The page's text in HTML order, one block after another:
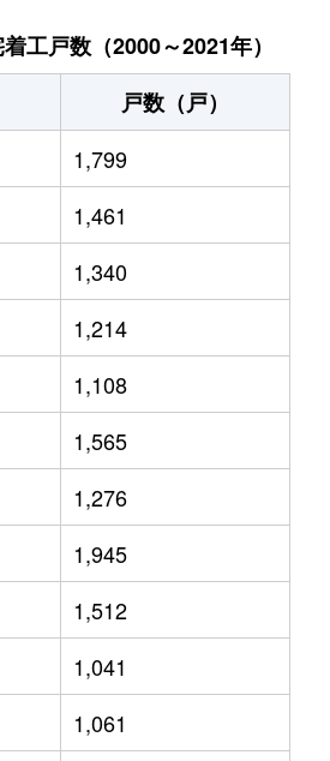
工戸数（2000～2021年）
戸数（戸）
1,799
1,461
1,340
1,214
1,108
1,565
1,276
1,945
1,512
1,041
1,061